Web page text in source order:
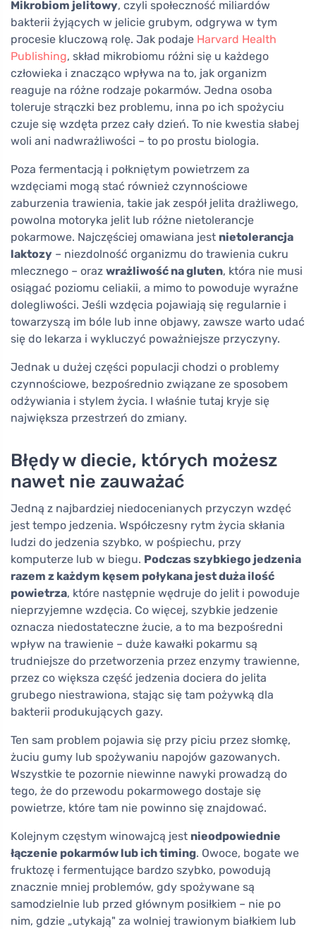
Mikrobiom jelitowy, czyli społeczność miliardów
bakterii żyjących w jelicie grubym, odgrywa w tym
procesie kluczową rolę. Jak podaje Harvard Health
Publishing, skład mikrobiomu różni się u każdego
człowieka i znacząco wpływa na to, jak organizm
reaguje na różne rodzaje pokarmów. Jedna osoba
toleruje strączki bez problemu, inna po ich spożyciu
czuje się wzdęta przez cały dzień. To nie kwestia słabej
woli ani nadwrażliwości – to po prostu biologia.
Poza fermentacją i połkniętym powietrzem za
wzdęciami mogą stać również czynnościowe
zaburzenia trawienia, takie jak zespół jelita drażliwego,
powolna motoryka jelit lub różne nietolerancje
pokarmowe. Najczęściej omawiana jest nietolerancja
laktozy – niezdolność organizmu do trawienia cukru
mlecznego – oraz wrażliwość na gluten, która nie musi
osiągać poziomu celiakii, a mimo to powoduje wyraźne
dolegliwości. Jeśli wzdęcia pojawiają się regularnie i
towarzyszą im bóle lub inne objawy, zawsze warto udać
się do lekarza i wykluczyć poważniejsze przyczyny.
Jednak u dużej części populacji chodzi o problemy
czynnościowe, bezpośrednio związane ze sposobem
odżywiania i stylem życia. I właśnie tutaj kryje się
największa przestrzeń do zmiany.
Błędy w diecie, których możesz
nawet nie zauważać
Jedną z najbardziej niedocenianych przyczyn wzdęć
jest tempo jedzenia. Współczesny rytm życia skłania
ludzi do jedzenia szybko, w pośpiechu, przy
komputerze lub w biegu. Podczas szybkiego jedzenia
razem z każdym kęsem połykana jest duża ilość
powietrza, które następnie wędruje do jelit i powoduje
nieprzyjemne wzdęcia. Co więcej, szybkie jedzenie
oznacza niedostateczne żucie, a to ma bezpośredni
wpływ na trawienie – duże kawałki pokarmu są
trudniejsze do przetworzenia przez enzymy trawienne,
przez co większa część jedzenia dociera do jelita
grubego niestrawiona, stając się tam pożywką dla
bakterii produkujących gazy.
Ten sam problem pojawia się przy piciu przez słomkę,
żuciu gumy lub spożywaniu napojów gazowanych.
Wszystkie te pozornie niewinne nawyki prowadzą do
tego, że do przewodu pokarmowego dostaje się
powietrze, które tam nie powinno się znajdować.
Kolejnym częstym winowajcą jest nieodpowiednie
łączenie pokarmów lub ich timing. Owoce, bogate we
fruktozę i fermentujące bardzo szybko, powodują
znacznie mniej problemów, gdy spożywane są
samodzielnie lub przed głównym posiłkiem – nie po
nim, gdzie „utykają" za wolniej trawionym białkiem lub